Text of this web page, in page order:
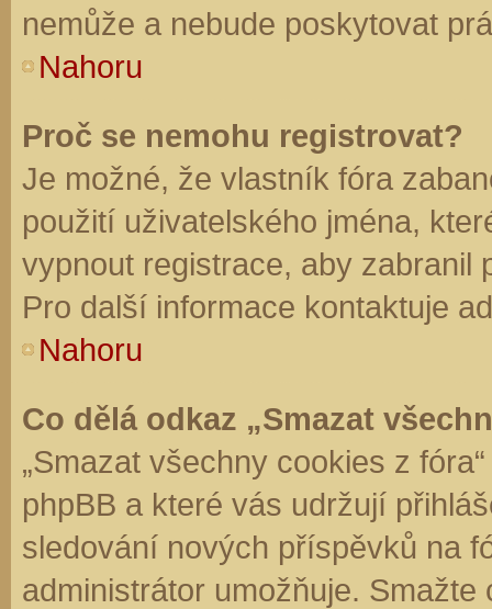
nemůže a nebude poskytovat
Nahoru
Proč se nemohu registrovat?
Je možné, že vlastník fóra
použití uživatelského jména,
vypnout registrace, aby zabranil
Pro další informace kontaktuje
Nahoru
Co dělá odkaz „Smazat
„Smazat všechny cookies z
phpBB a které vás udržují
sledování nových příspěvků na
administrátor umožňuje.